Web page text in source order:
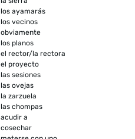
los ayamarás
los vecinos
obviamente
los planos
el rector/la rectora
el proyecto
las sesiones
las ovejas
la zarzuela
las chompas
acudir a
cosechar